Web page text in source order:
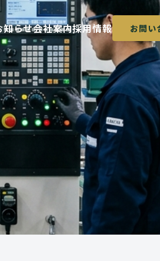
知らせ会社案内採用情報 お問い